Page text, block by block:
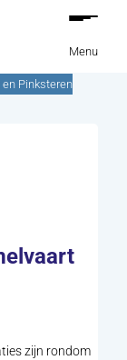
Menu
Pinksteren
zijn rondom